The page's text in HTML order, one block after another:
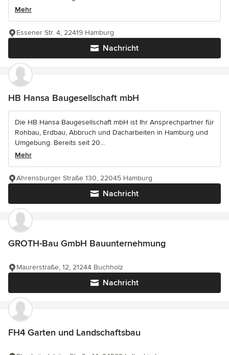
Mehr
Nachricht
Essener Str. 4, 22419 Hamburg
HB Hansa Baugesellschaft mbH
Die HB Hansa Baugesellschaft mbH ist Ihr Ansprechpartner für
Rohbau, Erdbau, Abbruch und Dacharbeiten in Hamburg und
Umgebung. Bereits seit 20...
Mehr
Nachricht
Ahrensburger Straße 130, 22045 Hamburg
GROTH-Bau GmbH Bauunternehmung
Nachricht
Maurerstraße, 12, 21244 Buchholz
FH4 Garten und Landschaftsbau